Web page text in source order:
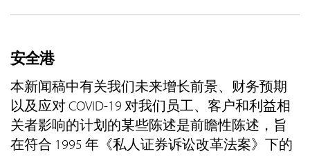
安全港
本新闻稿中有关我们未来增长前景、财务预期
以及应对 COVID-19 对我们员工、客户和利益相
关者影响的计划的某些陈述是前瞻性陈述，旨
在符合 1995 年《私人证券诉讼改革法案》下的